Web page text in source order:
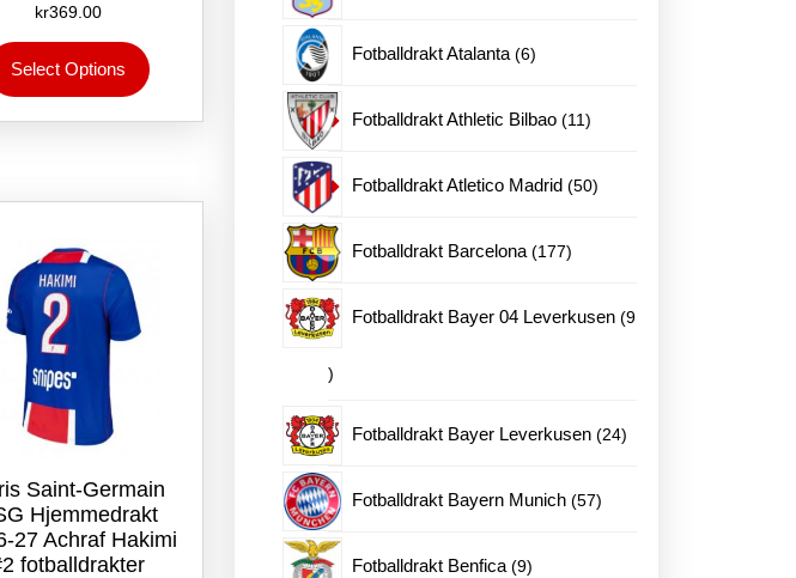
kr369.00
Select Options
produktet
flere
kan
Saint-Germain
Hjemmedrakt
27 Achraf Hakimi
fotballdrakter
Fotballdrakt Atalanta 66
Fotballdrakt Athletic Bilbao 1111
Fotballdrakt Atletico Madrid 5050
Fotballdrakt Barcelona 177177
Fotballdrakt Bayer 04 Leverkusen 9
9
produkter
Fotballdrakt Bayer Leverkusen 2424
Fotballdrakt Bayern Munich 5757
Fotballdrakt Benfica 99